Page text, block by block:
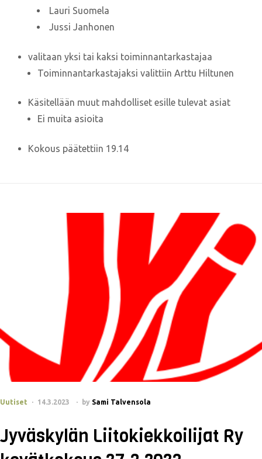
Lauri Suomela
Jussi Janhonen
valitaan yksi tai kaksi toiminnantarkastajaa
Toiminnantarkastajaksi valittiin Arttu Hiltunen
Käsitellään muut mahdolliset esille tulevat asiat
Ei muita asioita
Kokous päätettiin 19.14
Uutiset 14.3.2023 by Sami Talvensola
Jyväskylän Liitokiekkoilijat Ry